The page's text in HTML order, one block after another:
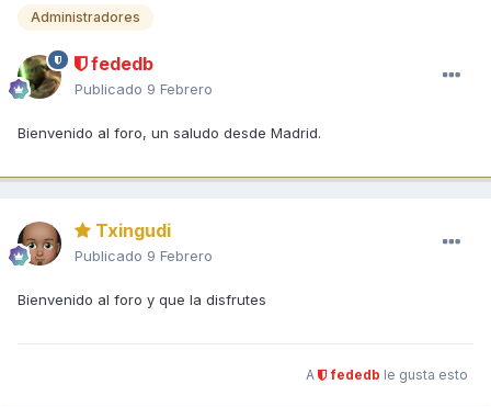
Administradores
fededb
Publicado 9 Febrero
Bienvenido al foro, un saludo desde Madrid.
Txingudi
Publicado 9 Febrero
Bienvenido al foro y que la disfrutes
A fededb le gusta esto